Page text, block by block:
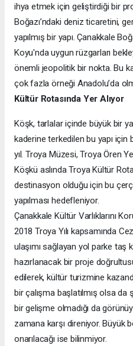
ihya etmek için geliştirdiği bir
Boğazı’ndaki deniz ticaretini,
yapılmış bir yapı. Çanakkale
Koyu'nda uygun rüzgarları
önemli jeopolitik bir nokta. Bu
çok fazla örneği Anadolu’da
Kültür Rotasında Yer Alıyor
Köşk, tarlalar içinde büyük bir
kaderine terkedilen bu yapı için
yıl. Troya Müzesi, Troya Ören
Köşkü aslında Troya Kültür
destinasyon olduğu için bu
yapılması hedefleniyor.
Çanakkale Kültür Varlıklarını
2018 Troya Yılı kapsamında
ulaşımı sağlayan yol parke taş
hazırlanacak bir proje
edilerek, kültür turizmine
bir çalışma başlatılmış olsa
bir gelişme olmadığı da
zamana karşı direniyor. Büyük
onarılacağı ise bilinmiyor.